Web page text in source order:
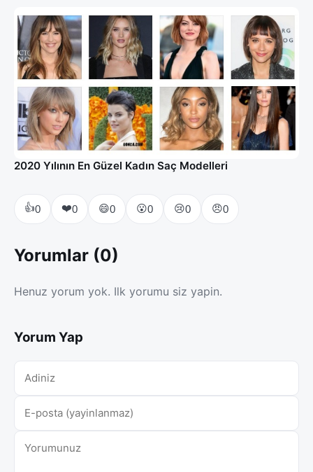
2020 Yılının En Güzel Kadın Saç Modelleri
👍0 ❤️0 😄0 😮0 😢0 😠0
Yorumlar (0)
Henuz yorum yok. Ilk yorumu siz yapin.
Yorum Yap